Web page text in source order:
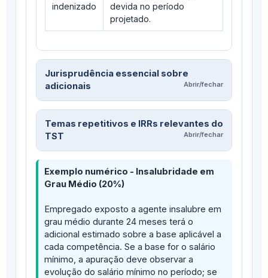
indenizado
devida no período
projetado.
Jurisprudência essencial sobre
adicionais
Temas repetitivos e IRRs relevantes do
TST
Exemplo numérico - Insalubridade em
Grau Médio (20%)
Empregado exposto a agente insalubre em
grau médio durante 24 meses terá o
adicional estimado sobre a base aplicável a
cada competência. Se a base for o salário
mínimo, a apuração deve observar a
evolução do salário mínimo no período; se